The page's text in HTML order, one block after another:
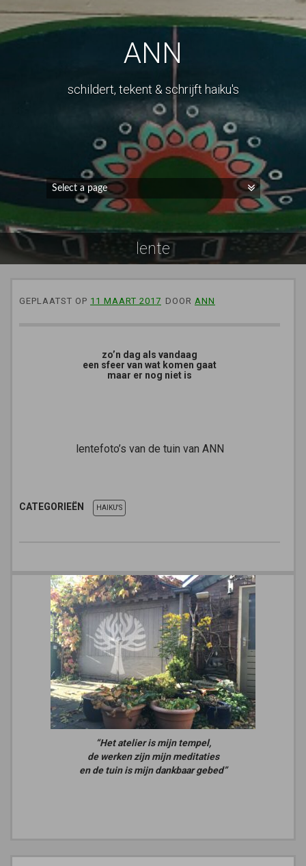
ANN
schildert, tekent & schrijft haiku's
lente
GEPLAATST OP 11 MAART 2017 DOOR ANN
zo’n dag als vandaag
een sfeer van wat komen gaat
maar er nog niet is
lentefoto’s van de tuin van ANN
CATEGORIEËN HAIKU'S
“Het atelier is mijn tempel,
de werken zijn mijn meditaties
en de tuin is mijn dankbaar gebed”